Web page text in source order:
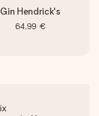
Gin Hendrick's
64,99 €